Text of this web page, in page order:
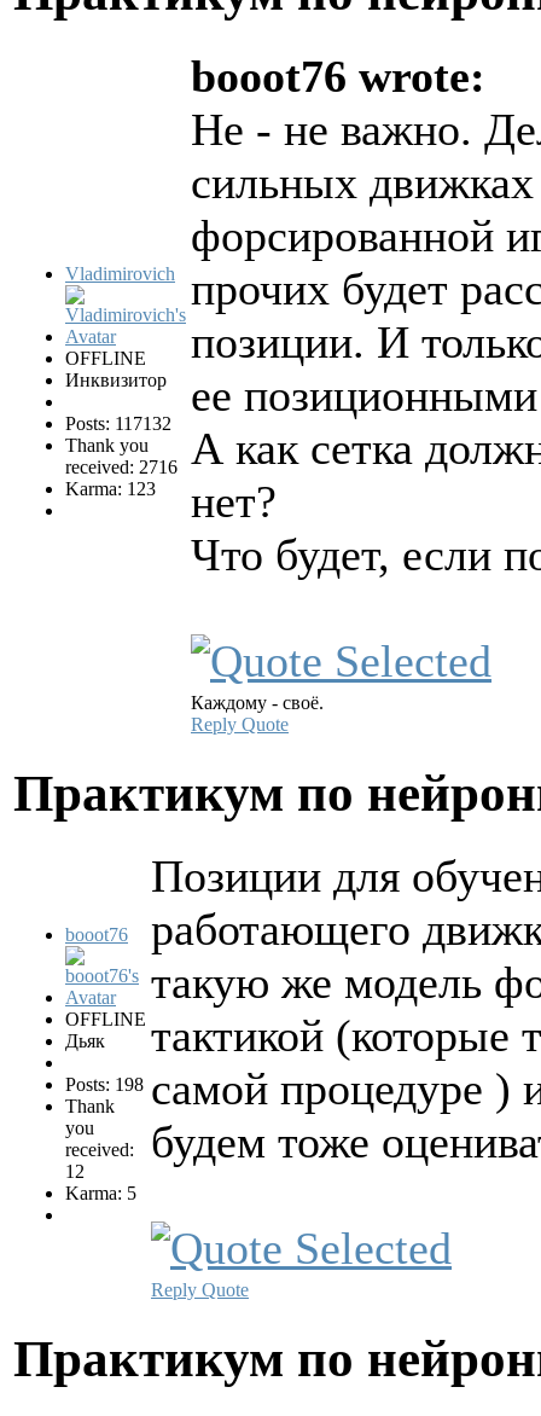
Vladimirovich
OFFLINE
Инквизитор
Posts: 117132
Thank you
received: 2716
Karma: 123
booot76 wrote:
Не - не важно.
сильных
форсированной
прочих будет
позиции. И
ее
А как сетка
нет?
Что будет, если
Каждому - своё.
Reply Quote
Практикум по
booot76
OFFLINE
Дьяк
Posts: 198
Thank
you
received:
12
Karma: 5
Позиции для
работающего
такую же модель
тактикой
самой процедуре )
будем тоже
Reply Quote
Практикум по